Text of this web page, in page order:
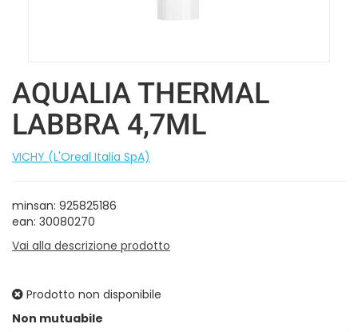
AQUALIA THERMAL
LABBRA 4,7ML
VICHY (L'Oreal Italia SpA)
minsan: 925825186
ean: 30080270
Vai alla descrizione prodotto
Prodotto non disponibile
Non mutuabile
Prezzo